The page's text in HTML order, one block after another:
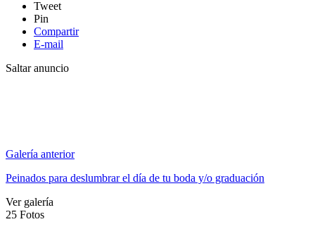
Tweet
Pin
Compartir
E-mail
Saltar anuncio
Galería anterior
Peinados para deslumbrar el día de tu boda y/o graduación
Ver galería
25 Fotos